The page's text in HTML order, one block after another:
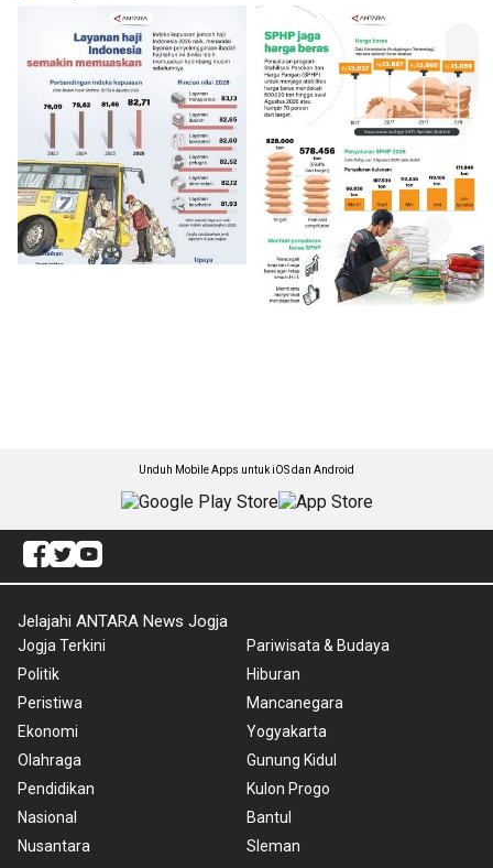
Unduh Mobile Apps untuk iOS dan Android
Jelajahi ANTARA News Jogja
Jogja Terkini
Politik
Peristiwa
Ekonomi
Olahraga
Pendidikan
Nasional
Nusantara
Pariwisata & Budaya
Hiburan
Mancanegara
Yogyakarta
Gunung Kidul
Kulon Progo
Bantul
Sleman